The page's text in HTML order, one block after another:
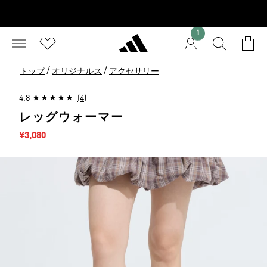
1
トップ / オリジナルス / アクセサリー
4.8 (4)
レッグウォーマー
セール価格
¥3,080